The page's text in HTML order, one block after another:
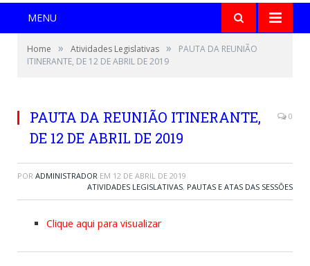
MENU
Home » Atividades Legislativas »
PAUTA DA REUNIÃO
ITINERANTE, DE 12 DE ABRIL DE 2019
PAUTA DA REUNIÃO ITINERANTE,
DE 12 DE ABRIL DE 2019
0
POR ADMINISTRADOR EM 12 DE ABRIL DE 2019
ATIVIDADES LEGISLATIVAS, PAUTAS E ATAS DAS SESSÕES
Clique aqui para visualizar